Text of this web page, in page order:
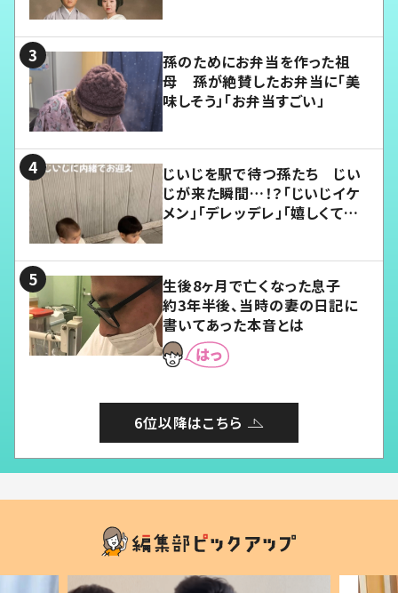
孫のためにお弁当を作った祖
母 孫が絶賛したお弁当に「美
味しそう」「お弁当すごい」
じいじを駅で待つ孫たち じい
じが来た瞬間…！？「じいじイケ
メン」「デレッデレ」「嬉しくて可
生後8ヶ月で亡くなった息子
約3年半後、当時の妻の日記に
書いてあった本音とは
6位以降はこちら